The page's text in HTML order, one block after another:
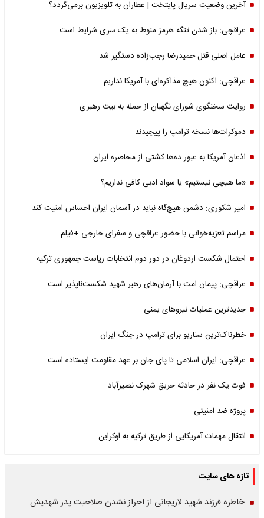
آخرین وضعیت سریال پایتخت | عطاران به تلویزیون برمی‌گردد؟
عراقچی: باز شدن تنگه هرمز منوط به یک سری شرایط است
عامل اصلی قتل حمیدرضا رجب‌زاده دستگیر شد
عراقچی: اکنون هیچ مذاکره‌ای با آمریکا نداریم
روایت سخنگوی شورای نگهبان از حمله به بیت رهبری
دموکرات‌ها نسخه ترامپ را پیچیدند
اذعان آمریکا به عبور ده‌ها کشتی از محاصره ایران
«ما هیچی نیستیم» یا سواد ادبی کافی نداریم؟
امیر شکوری: دشمن هیچ‌گاه نباید در آسمان ایران احساس امنیت کند
مراسم تعزیه‌خوانی با حضور عراقچی و سفرای خارجی +فیلم
احتمال شکست اردوغان در دور دوم انتخابات ریاست جمهوری ترکیه
عراقچی: پیمان امت با آرمان‌های رهبر شهید شکست‌ناپذیر است
جدیدترین عملیات نیروهای یمنی
خطرناک‌ترین سناریو برای ترامپ در جنگ ایران
عراقچی: ایران اسلامی تا پای جان بر عهد مقاومت ایستاده است
فوت یک نفر در حادثه حریق شهرک نصیرآباد
پروژه ضد امنیتی
انتقال مهمات آمریکایی از طریق ترکیه به اوکراین
تازه های سایت
خاطره فرزند شهید لاریجانی از احراز نشدن صلاحیت پدر شهدیش